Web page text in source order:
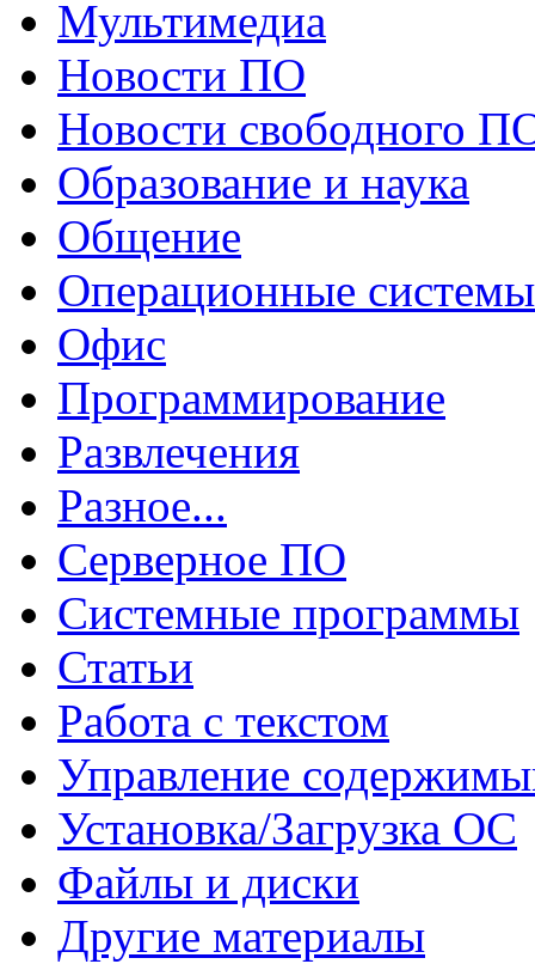
Мультимедиа
Новости ПО
Новости свободного
Образование и наука
Общение
Операционные системы
Офис
Программирование
Развлечения
Разное...
Серверное ПО
Системные программы
Статьи
Работа с текстом
Управление
Установка/Загрузка ОС
Файлы и диски
Другие материалы